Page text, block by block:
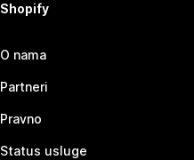
Shopify
O nama
Partneri
Pravno
Status usluge